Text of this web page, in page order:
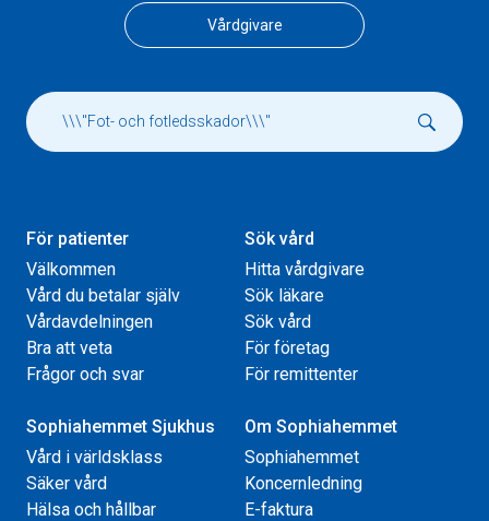
Vårdgivare
För patienter
Välkommen
Vård du betalar själv
Vårdavdelningen
Bra att veta
Frågor och svar
Sök vård
Hitta vårdgivare
Sök läkare
Sök vård
För företag
För remittenter
Sophiahemmet Sjukhus
Vård i världsklass
Säker vård
Hälsa och hållbar
Om Sophiahemmet
Sophiahemmet
Koncernledning
E-faktura